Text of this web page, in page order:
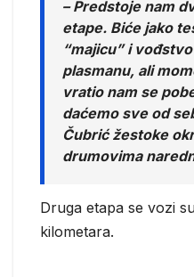
– Predstoje nam
etape. Biće jako
“majicu” i
plasmanu, ali
vratio nam se
daćemo sve od
Čubrić žestoke
drumovima
Druga etapa se vozi
kilometara.